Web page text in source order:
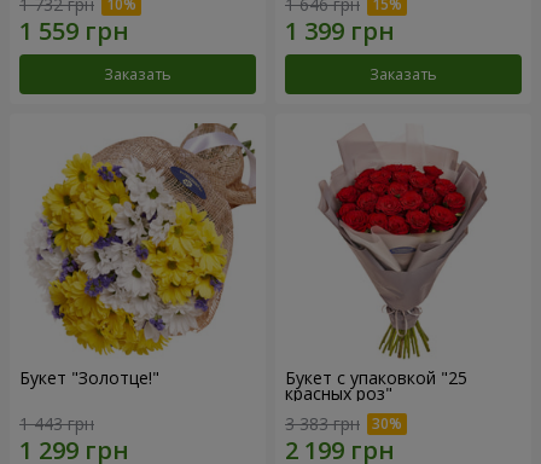
Заказать Заказать
Букет "Золотце!"
1 443 грн
Букет с упаковкой "25
красных роз"
3 383 грн